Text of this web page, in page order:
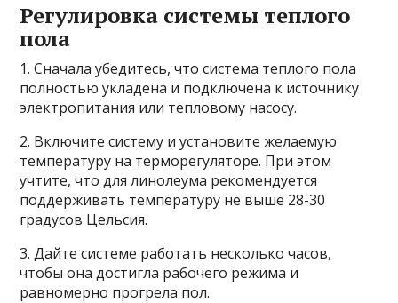
Регулировка системы теплого
пола
1. Сначала убедитесь, что система теплого пола
полностью укладена и подключена к источнику
электропитания или тепловому насосу.
2. Включите систему и установите желаемую
температуру на терморегуляторе. При этом
учтите, что для линолеума рекомендуется
поддерживать температуру не выше 28-30
градусов Цельсия.
3. Дайте системе работать несколько часов,
чтобы она достигла рабочего режима и
равномерно прогрела пол.